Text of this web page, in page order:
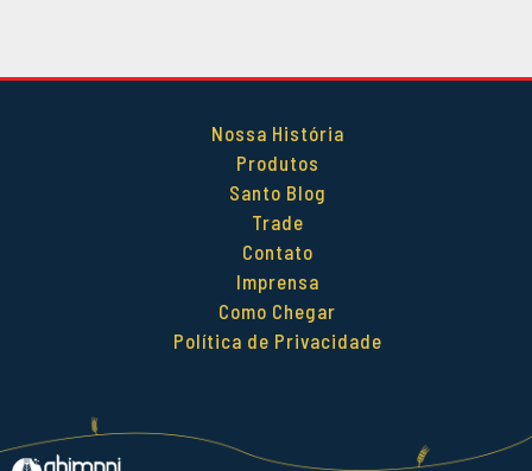
Nossa História
Produtos
Santo Blog
Trade
Contato
Imprensa
Como Chegar
Política de Privacidade